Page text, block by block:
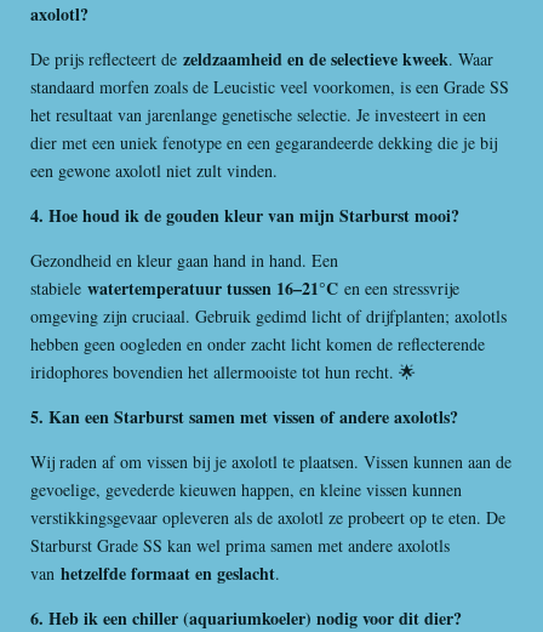
axolotl?
De prijs reflecteert de zeldzaamheid en de selectieve kweek. Waar
standaard morfen zoals de Leucistic veel voorkomen, is een Grade SS
het resultaat van jarenlange genetische selectie. Je investeert in een
dier met een uniek fenotype en een gegarandeerde dekking die je bij
een gewone axolotl niet zult vinden.
4. Hoe houd ik de gouden kleur van mijn Starburst mooi?
Gezondheid en kleur gaan hand in hand. Een
stabiele watertemperatuur tussen 16–21°C en een stressvrije
omgeving zijn cruciaal. Gebruik gedimd licht of drijfplanten; axolotls
hebben geen oogleden en onder zacht licht komen de reflecterende
iridophores bovendien het allermooiste tot hun recht. 🌟
5. Kan een Starburst samen met vissen of andere axolotls?
Wij raden af om vissen bij je axolotl te plaatsen. Vissen kunnen aan de
gevoelige, gevederde kieuwen happen, en kleine vissen kunnen
verstikkingsgevaar opleveren als de axolotl ze probeert op te eten. De
Starburst Grade SS kan wel prima samen met andere axolotls
van hetzelfde formaat en geslacht.
6. Heb ik een chiller (aquariumkoeler) nodig voor dit dier?